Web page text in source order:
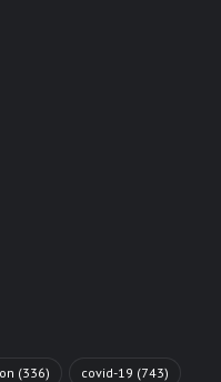
(336) covid-19 (743)